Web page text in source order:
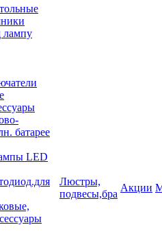
лампу
батарее
LED
Люстры,
подвесы,бра
Акции